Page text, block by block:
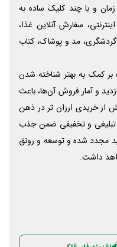
و با چند کلیک ساده به
سفارش آنلاین غذا،
گردشگری، مد و پوشاک، کتاب
بر کمک به بهتر شناخته شدن
و آمار فروش آن‌ها، باعث
از خریدی ارزان تر در ذهن
و تخفیفی ضمن جذب
مجدد شده و توسعه و رونق
داشت.